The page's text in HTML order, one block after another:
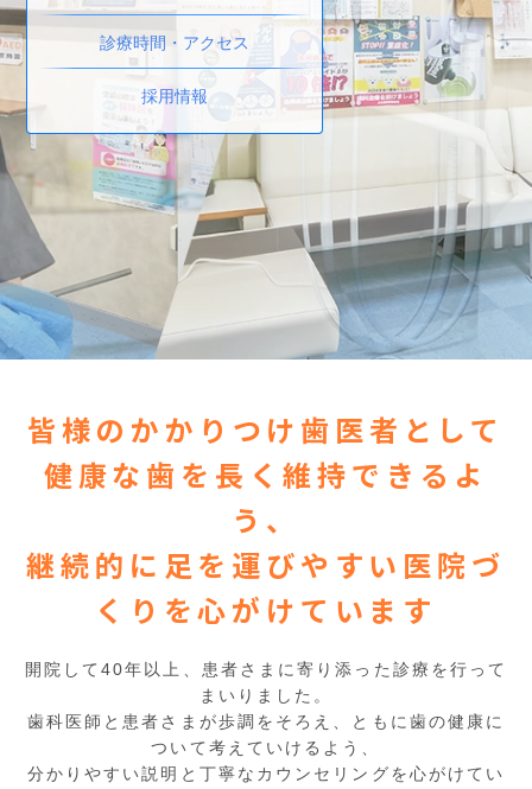
診療時間・アクセス
採用情報
皆様のかかりつけ歯医者として
健康な歯を長く維持できるよ
う、
継続的に足を運びやすい 医院づ
くりを心がけています
開院して40年以上、患者さまに寄り添った診療を行って
まいりました。
歯科医師と患者さまが歩調をそろえ、ともに歯の健康に
ついて考えていけるよう、
分かりやすい説明と丁寧なカウンセリングを心がけてい